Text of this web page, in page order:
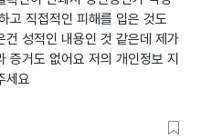
고 직접적인 피해를 입은 것도
건 성적인 내용인 것 같은데 제가
증거도 없어요 저의 개인정보 지
세요